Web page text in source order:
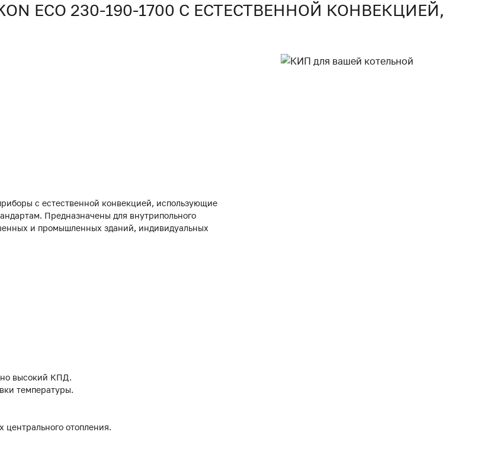
ECO 230-190-1700 С ЕСТЕСТВЕННОЙ КОНВЕКЦИЕЙ,
с естественной конвекцией, использующие
Предназначены для внутрипольного
и промышленных зданий, индивидуальных
высокий КПД.
температуры.
центрального отопления.